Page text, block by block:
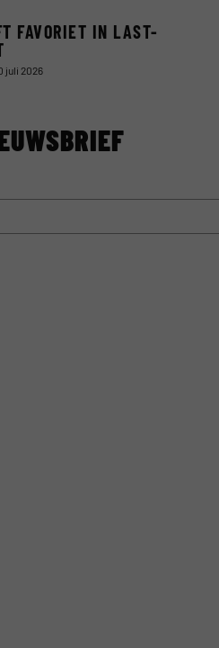
FAVORIET IN LAST-
juli 2026